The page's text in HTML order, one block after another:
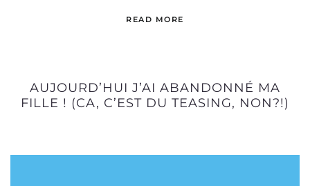
READ MORE
AUJOURD’HUI J’AI ABANDONNÉ MA
FILLE ! (CA, C’EST DU TEASING, NON?!)